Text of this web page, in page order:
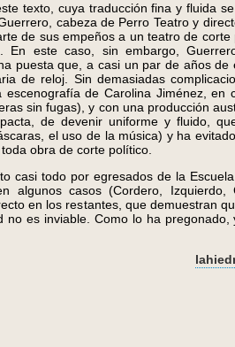
texto, cuya traducción fina y fluida
cabeza de Perro Teatro y
de sus empeños a un teatro de corte
En este caso, sin embargo,
puesta que, a casi un par de años de
de reloj. Sin demasiadas
escenografía de Carolina Jiménez, en
sin fugas), y con una producción
de devenir uniforme y fluido,
el uso de la música) y ha
obra de corte político.
casi todo por egresados de la
algunos casos (Cordero, Izquierdo,
en los restantes, que demuestran
no es inviable. Como lo ha